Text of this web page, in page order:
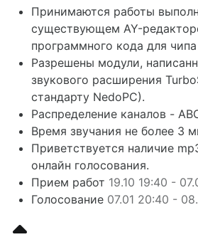
Принимаются работы
существующем AY-
программного кода для
Разрешены модули,
звукового расширения
стандарту NedoPC).
Распределение каналов -
Время звучания не более 3
Приветствуется наличие
онлайн голосования.
Прием работ 19.10 19:40 -
Голосование 07.01 20:40 -